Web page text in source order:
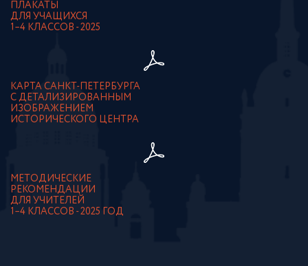
ПЛАКАТЫ
ДЛЯ УЧАЩИХСЯ
1–4 КЛАССОВ - 2025
КАРТА САНКТ-ПЕТЕРБУРГА
С ДЕТАЛИЗИРОВАННЫМ
ИЗОБРАЖЕНИЕМ
ИСТОРИЧЕСКОГО ЦЕНТРА
МЕТОДИЧЕСКИЕ
РЕКОМЕНДАЦИИ
ДЛЯ УЧИТЕЛЕЙ
1–4 КЛАССОВ - 2025 ГОД